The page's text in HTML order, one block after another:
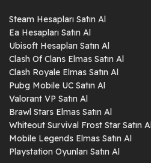
Steam Hesapları Satın Al
Ea Hesapları Satın Al
Ubisoft Hesapları Satın Al
Clash Of Clans Elmas Satın Al
Clash Royale Elmas Satın Al
Pubg Mobile UC Satın Al
Valorant VP Satın Al
Brawl Stars Elmas Satın Al
Whiteout Survival Frost Star Satın Al
Mobile Legends Elmas Satın Al
Playstation Oyunları Satın Al